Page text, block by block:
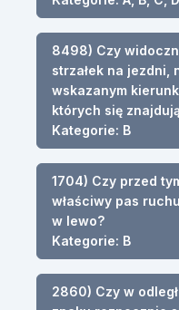
8498) Czy
strzałek na jezdni,
wskazanym
których się
Kategorie: B
1704) Czy przed
właściwy pas
w lewo?
Kategorie: B
2860) Czy w